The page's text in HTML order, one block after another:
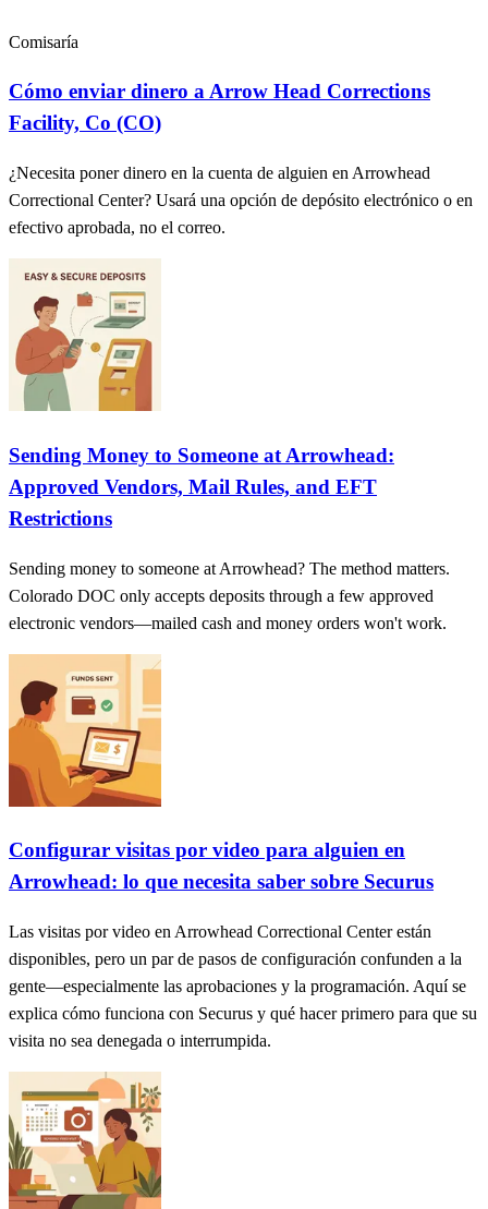
Comisaría
Cómo enviar dinero a Arrow Head Corrections
Facility, Co (CO)
¿Necesita poner dinero en la cuenta de alguien en Arrowhead
Correctional Center? Usará una opción de depósito electrónico o en
efectivo aprobada, no el correo.
Sending Money to Someone at Arrowhead:
Approved Vendors, Mail Rules, and EFT
Restrictions
Sending money to someone at Arrowhead? The method matters.
Colorado DOC only accepts deposits through a few approved
electronic vendors—mailed cash and money orders won't work.
Configurar visitas por video para alguien en
Arrowhead: lo que necesita saber sobre Securus
Las visitas por video en Arrowhead Correctional Center están
disponibles, pero un par de pasos de configuración confunden a la
gente—especialmente las aprobaciones y la programación. Aquí se
explica cómo funciona con Securus y qué hacer primero para que su
visita no sea denegada o interrumpida.